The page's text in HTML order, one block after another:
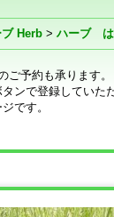
Herb > ハーブ
ご予約も承ります。
タンで登録してい
です。